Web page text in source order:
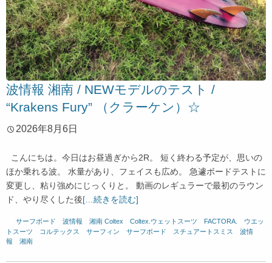
波情報 湘南 / NEWモデルのテスト /
“Krakens Fury” （クラーケン）☆
2026年8月6日
こんにちは。今日はお昼過ぎから2R。 短く終わる予定が、思いの
ほか乗れる波。 水量があり、フェイスも広め。 急遽ボードテストに
変更し、粘り強めにじっくりと。 動画のレギュラーで最初のラウン
ド、やり尽くした後[…続きを読む]
サーフボード 波情報 湘南 Coltex Coltex.ウェットスーツ FACTORA.
ウエッ
トスーツ
コルテックス サーフィン サーフボード スチュアートスミス
波情
報 湘南